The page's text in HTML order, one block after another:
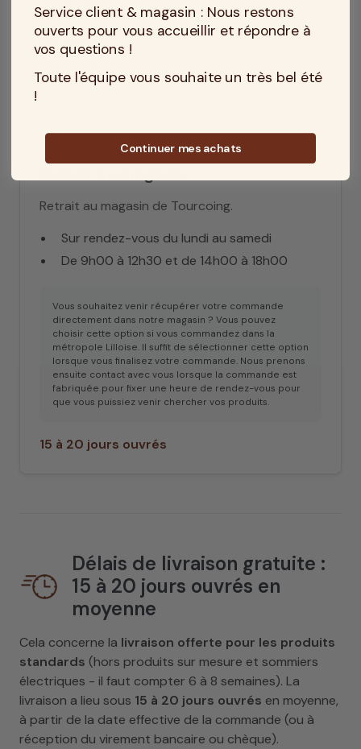
Sur devis
Retrait au magasin de Tourcoing.
Sur rendez-vous du lundi au samedi
De 9h00 à 12h30 et de 14h00 à 18h00
Vous souhaitez venir récupérer votre commande
directement dans notre magasin ? Vous pouvez
choisir cette option si vous commandez dans la
métropole Lilloise. Il suffit de sélectionner cette option
lorsque vous finalisez votre commande. Nous prenons
ensuite contact avec vous lorsque la commande est
fabriquée pour fixer une heure de rendez-vous pour
que vous puissiez venir chercher vos produits.
15 à 20 jours ouvrés
Délais de livraison gratuite :
15 à 20 jours ouvrés en
moyenne
Cela concerne la livraison offerte pour les produits
standards (hors produits sur mesure et sommiers
électriques - il faut compter 6 à 8 semaines). La
livraison a lieu sous 15 à 20 jours ouvrés en moyenne,
à partir de la date effective de la commande (ou à
réception du virement bancaire ou chèque).
Service client & magasin : Nous restons
ouverts pour vous accueillir et répondre à
vos questions !
Toute l'équipe vous souhaite un très bel été
!
Continuer mes achats